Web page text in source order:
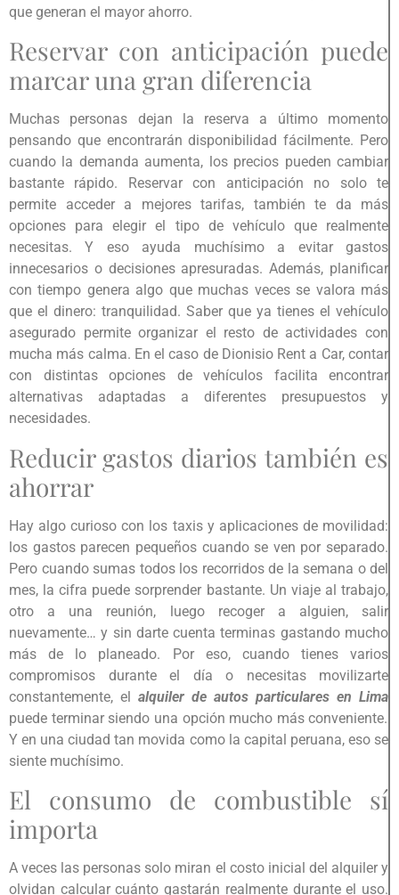
que generan el mayor ahorro.
Reservar con anticipación puede
marcar una gran diferencia
Muchas personas dejan la reserva a último momento
pensando que encontrarán disponibilidad fácilmente. Pero
cuando la demanda aumenta, los precios pueden cambiar
bastante rápido. Reservar con anticipación no solo te
permite acceder a mejores tarifas, también te da más
opciones para elegir el tipo de vehículo que realmente
necesitas. Y eso ayuda muchísimo a evitar gastos
innecesarios o decisiones apresuradas. Además, planificar
con tiempo genera algo que muchas veces se valora más
que el dinero: tranquilidad. Saber que ya tienes el vehículo
asegurado permite organizar el resto de actividades con
mucha más calma. En el caso de Dionisio Rent a Car, contar
con distintas opciones de vehículos facilita encontrar
alternativas adaptadas a diferentes presupuestos y
necesidades.
Reducir gastos diarios también es
ahorrar
Hay algo curioso con los taxis y aplicaciones de movilidad:
los gastos parecen pequeños cuando se ven por separado.
Pero cuando sumas todos los recorridos de la semana o del
mes, la cifra puede sorprender bastante. Un viaje al trabajo,
otro a una reunión, luego recoger a alguien, salir
nuevamente… y sin darte cuenta terminas gastando mucho
más de lo planeado. Por eso, cuando tienes varios
compromisos durante el día o necesitas movilizarte
constantemente, el alquiler de autos particulares en Lima
puede terminar siendo una opción mucho más conveniente.
Y en una ciudad tan movida como la capital peruana, eso se
siente muchísimo.
El consumo de combustible sí
importa
A veces las personas solo miran el costo inicial del alquiler y
olvidan calcular cuánto gastarán realmente durante el uso.